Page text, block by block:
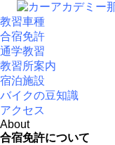
教習車種
合宿免許
通学教習
教習所案内
宿泊施設
バイクの豆知識
アクセス
About
合宿免許について